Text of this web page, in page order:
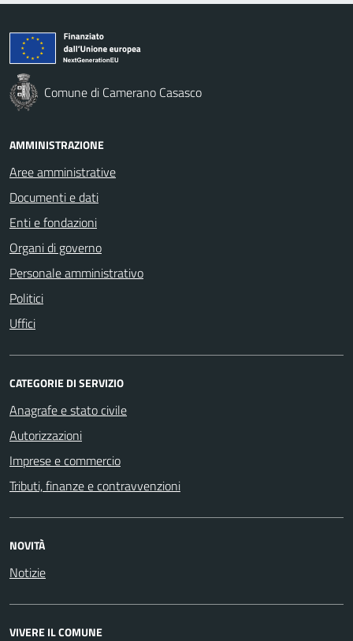
Comune di Camerano Casasco
AMMINISTRAZIONE
Aree amministrative
Documenti e dati
Enti e fondazioni
Organi di governo
Personale amministrativo
Politici
Uffici
CATEGORIE DI SERVIZIO
Anagrafe e stato civile
Autorizzazioni
Imprese e commercio
Tributi, finanze e contravvenzioni
NOVITÀ
Notizie
VIVERE IL COMUNE